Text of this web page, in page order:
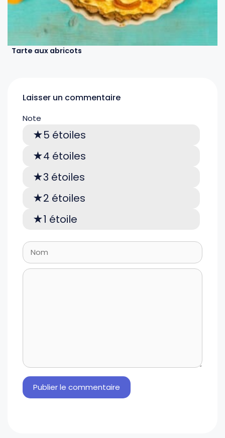
Tarte aux abricots
Laisser un commentaire
Note
5 étoiles
4 étoiles
3 étoiles
2 étoiles
1 étoile